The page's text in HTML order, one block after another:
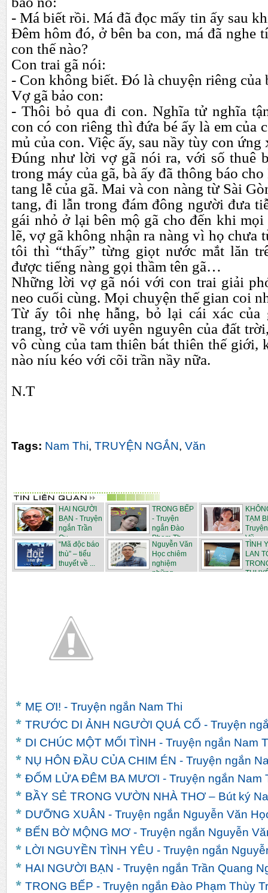
- Má biết rồi. Má đã đọc mấy tin ấy sau
Đêm hôm đó, ở bên ba con, má đã
con thế nào?
Con trai gã nói:
- Con không biết. Đó là chuyện riêng
Vợ gã bảo con:
- Thôi bỏ qua đi con. Nghĩa tử nghĩa
con có con riêng thì đứa bé ấy là em của
mủ của con. Việc ấy, sau nầy tùy con ứng
Đúng như lời vợ gã nói ra, với số thuê
trong máy của gã, bà ấy đã thông báo
tang lễ của gã. Mai và con nàng từ Sài
tang, đi lẫn trong đám đông người đưa
gái nhỏ ở lại bên mộ gã cho đến khi
lẽ, vợ gã không nhận ra nàng vì họ chưa
tôi thì “thấy” từng giọt nước mắt lăn
được tiếng nàng gọi thầm tên gã…
Những lời vợ gã nói với con trai giải
neo cuối cùng. Mọi chuyện thế gian coi
Từ ấy tôi nhẹ hẫng, bỏ lại cái xác của
trang, trở về với uyên nguyên của đất
vô cùng của tam thiên bát thiên thế giới,
nào níu kéo với cõi trần nầy nữa.
N.T
Tags: Nam Thi, TRUYỆN NGẮN, Văn
HAI NGƯỜI
BẠN - Truyện
ngắn Trần
Qu...
TRONG BẾP
- Truyện
ngắn Đào
Phạm Th...
TẠM
Vũ...
“Mã độc báo
thù” – tiểu
thuyết về ...
Nguyễn Văn
Học chiêm
nghiệm
những ...
TÌNH
LAN
MẸ ƠI! - Truyện ngắn Nam Thi
TRƯỚC DI ẢNH NGƯỜI QUÁ CỐ - Truyện
DI CHÚC MỘT MỐI TÌNH - Truyện ngắn Nam
NỤ HÔN ĐẦU CỦA CHIM ÉN - Truyện ngắn
ĐỐM LỬA ĐÊM BA MƯƠI - Truyện ngắn Nam
BẦY SẺ TRONG VƯỜN NHÀ THƠ – Bút ký
DƯỠNG XUÂN - Truyện ngắn Nguyễn Văn
BẾN BỜ MỘNG MƠ - Truyện ngắn Nguyễn
LỜI NGUYỀN TÌNH YÊU - Truyện ngắn
HAI NGƯỜI BẠN - Truyện ngắn Trần Quang
TRONG BẾP - Truyện ngắn Đào Phạm Thùy